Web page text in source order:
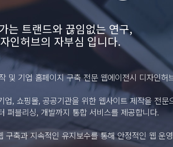
는 트랜드와 끊임없는 연구,
인허브의 자부심 입니다.
및 기업 홈페이지 구축 전문 웹에이전시 디자인허
업, 쇼핑몰, 공공기관을 위한 웹사이트 제작을 전문
퍼블리싱, 개발까지 통합 서비스를 제공합니다.
구축과 지속적인 유지보수를 통해 안정적인 웹 운